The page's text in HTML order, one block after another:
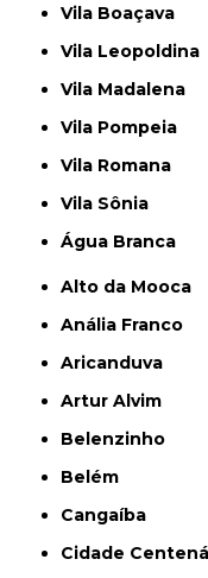
Vila Boaçava
Vila Leopoldina
Vila Madalena
Vila Pompeia
Vila Romana
Vila Sônia
Água Branca
Alto da Mooca
Anália Franco
Aricanduva
Artur Alvim
Belenzinho
Belém
Cangaíba
Cidade